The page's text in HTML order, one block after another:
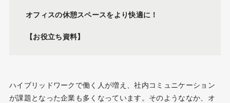
オフィスの休憩スペースをより快適に！
【お役立ち資料】
ハイブリッドワークで働く人が増え、社内コミュニケーション
が課題となった企業も多くなっています。そのようななか、オ